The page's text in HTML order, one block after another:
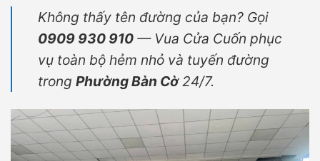
Không thấy tên đường của bạn? Gọi
0909 930 910 — Vua Cửa Cuốn phục
vụ toàn bộ hẻm nhỏ và tuyến đường
trong Phường Bàn Cờ24/7.